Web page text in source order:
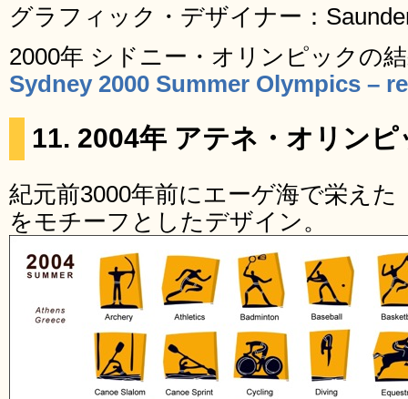
グラフィック・デザイナー：
2000年 シドニー・オリンピックの
Sydney 2000 Summer Olympics –
11. 2004年 アテネ・オリンピ
紀元前3000年前にエーゲ海で栄え
をモチーフとしたデザイン。